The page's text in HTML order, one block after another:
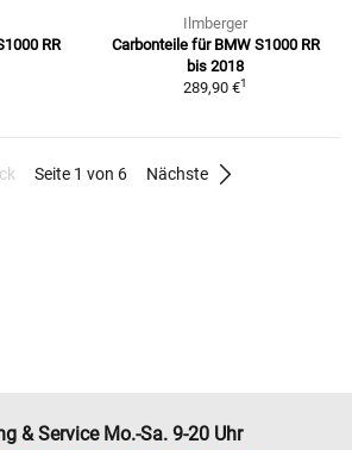
RR
Ilmberger
Carbonteile für BMW S1000 RR
bis 2018
289,90 €1
Seite 1 von 6 Nächste
& Service Mo.-Sa. 9-20 Uhr